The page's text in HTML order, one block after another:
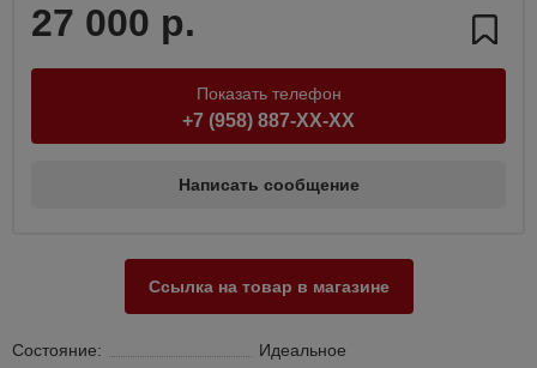
27 000 р.
Показать телефон
+7 (958) 887-XX-XX
Написать сообщение
Ссылка на товар в магазине
Состояние: Идеальное